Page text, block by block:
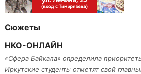
Сюжеты
НКО-ОНЛАЙН
«Сфера Байкала» определила
Иркутские студенты отметят свой